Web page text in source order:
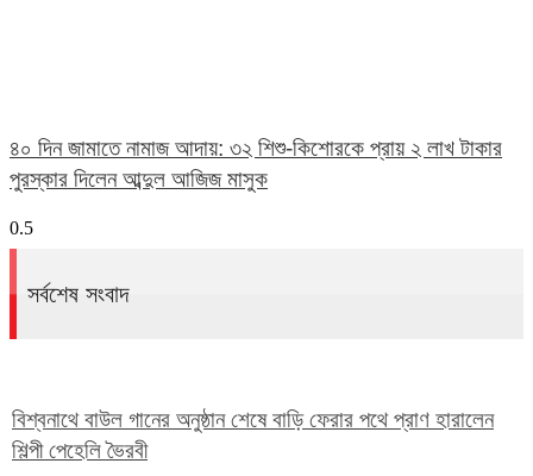
৪০ দিন জামাতে নামাজ আদায়: ৩২ শিশু-কিশোরকে প্রায় ২ লাখ টাকার
পুরস্কার দিলেন আব্দুল আজিজ মাসুক
সর্বশেষ সংবাদ
বিশ্বনাথে বাউল গানের অনুষ্ঠান শেষে বাড়ি ফেরার পথে প্রাণ হারালেন
শিল্পী পেহেলি ভৈরবী